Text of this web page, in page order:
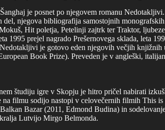
je posnet po njegovem romanu
njegova bibliografija samostojnih
Hit poletja, Petelinji zajtrk ter Traktor,
prejel nagrado Prešernovega sklada, leta
je gotovo eden njegovih večjih knjižnih
Book Prize). Preveden je v angleški,
študiju igre v Skopju je hitro pričel nabirati
filmu sodijo nastopi v celovečernih filmih This
Bazar (2011, Edmond Budina) in
Lutvijo Mirgo Belmonda.